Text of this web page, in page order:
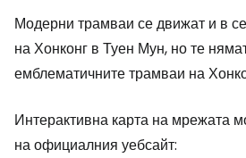
Модерни трамваи се движат и в
на Хонконг в Туен Мун, но те
емблематичните трамваи на
Интерактивна карта на мрежата
на официалния уебсайт: